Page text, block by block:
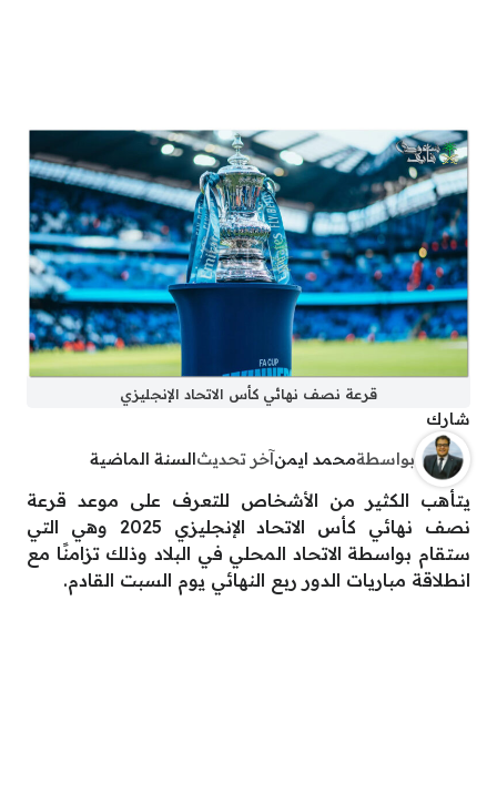
قرعة نصف نهائي كأس الاتحاد الإنجليزي
شارك
بواسطةمحمد ايمنآخر تحديثالسنة الماضية
يتأهب الكثير من الأشخاص للتعرف على موعد قرعة
نصف نهائي كأس الاتحاد الإنجليزي 2025 وهي التي
ستقام بواسطة الاتحاد المحلي في البلاد وذلك تزامنًا مع
انطلاقة مباريات الدور ربع النهائي يوم السبت القادم.